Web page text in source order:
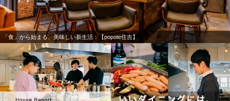
「食」から始まる、美味しい新生活：【popote住吉】